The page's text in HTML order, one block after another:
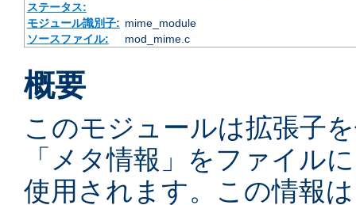
ステータス:
モジュール識別子: mime_module
ソースファイル:
mod_mime.c
概要
このモジュールは拡張子
「メタ情報」をファイル
使用されます。この情報